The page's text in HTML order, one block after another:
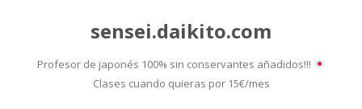
sensei.daikito.com
Profesor de japonés 100% sin conservantes añadidos!!!
Clases cuando quieras por 15€/mes